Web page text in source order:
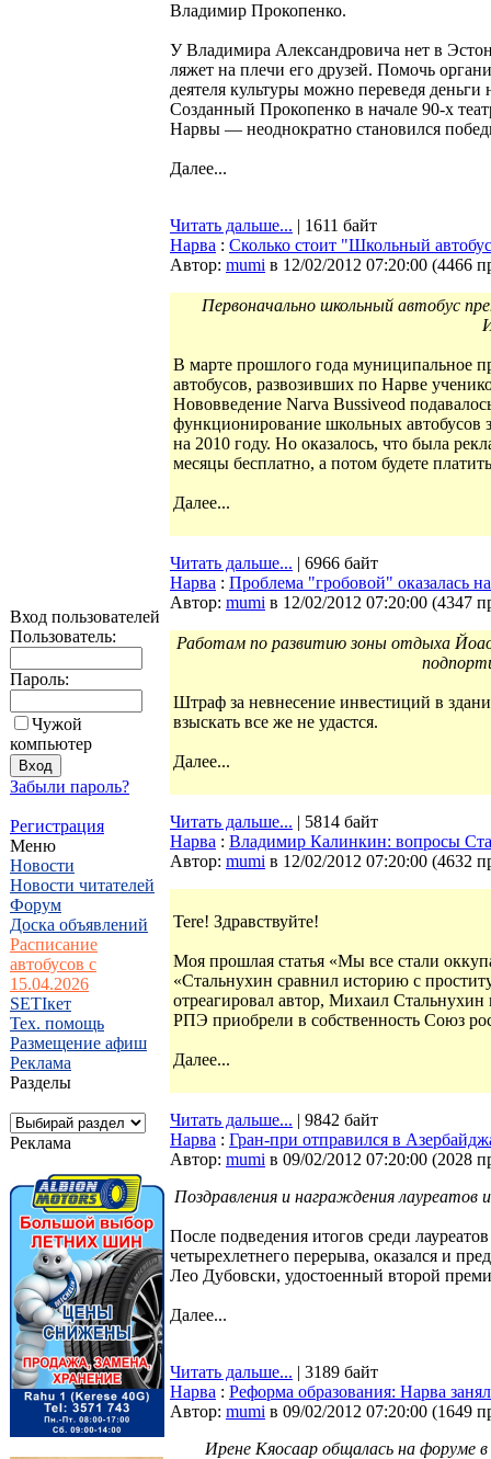
Вход пользователей
Пользователь:
Пароль:
Чужой
компьютер
Забыли пароль?
Регистрация
Меню
Новости
Новости читателей
Форум
Доска объявлений
Расписание
автобусов с
15.04.2026
SETIкет
Тех. помощь
Размещение афиш
Реклама
Разделы
Реклама
Владимир Прокопенко.
У Владимира Александровича нет в
ляжет на плечи его друзей. Помочь
деятеля культуры можно переведя деньги
Созданный Прокопенко в начале 90-х
Нарвы — неоднократно становился
Далее...
Читать дальше... | 1611 байт
Нарва : Сколько стоит "Школьный
Автор: mumi в 12/02/2012 07:20:00 (4466
Первоначально школьный автобус
В марте прошлого года муниципальное
автобусов, развозивших по Нарве
Нововведение Narva Bussiveod
функционирование школьных автобусов
на 2010 году. Но оказалось, что была
месяцы бесплатно, а потом будете
Далее...
Читать дальше... | 6966 байт
Нарва : Проблема "гробовой" оказалась
Автор: mumi в 12/02/2012 07:20:00 (4347
Работам по развитию зоны отдыха
Штраф за невнесение инвестиций в
взыскать все же не удастся.
Далее...
Читать дальше... | 5814 байт
Нарва : Владимир Калинкин: вопросы
Автор: mumi в 12/02/2012 07:20:00 (4632
Tere! Здравствуйте!
Моя прошлая статья «Мы все стали
«Стальнухин сравнил историю с
отреагировал автор, Михаил
РПЭ приобрели в собственность Союз
Далее...
Читать дальше... | 9842 байт
Нарва : Гран-при отправился в
Автор: mumi в 09/02/2012 07:20:00 (2028
Поздравления и награждения
После подведения итогов среди
четырехлетнего перерыва, оказался и
Лео Дубовски, удостоенный второй
Далее...
Читать дальше... | 3189 байт
Нарва : Реформа образования: Нарва
Автор: mumi в 09/02/2012 07:20:00 (1649
Ирене Кяосаар общалась на форуме